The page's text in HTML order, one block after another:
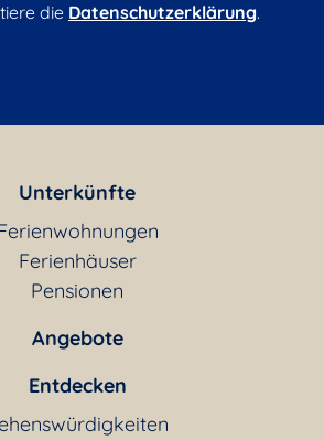
die Datenschutzerklärung.
Unterkünfte
Ferienhäuser
Pensionen
Angebote
Entdecken